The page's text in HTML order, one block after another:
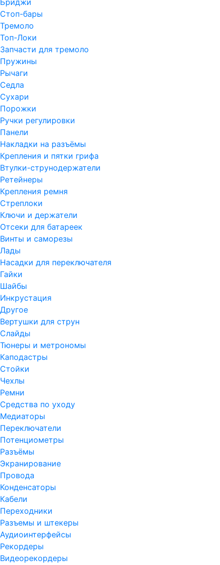
Бриджи
Стоп-бары
Тремоло
Топ-Локи
Запчасти для тремоло
Пружины
Рычаги
Седла
Сухари
Порожки
Ручки регулировки
Панели
Накладки на разъёмы
Крепления и пятки грифа
Втулки-струнодержатели
Ретейнеры
Крепления ремня
Стреплоки
Ключи и держатели
Отсеки для батареек
Винты и саморезы
Лады
Насадки для переключателя
Гайки
Шайбы
Инкрустация
Другое
Вертушки для струн
Слайды
Тюнеры и метрономы
Каподастры
Стойки
Чехлы
Ремни
Средства по уходу
Медиаторы
Переключатели
Потенциометры
Разъёмы
Экранирование
Провода
Конденсаторы
Кабели
Переходники
Разъемы и штекеры
Аудиоинтерфейсы
Рекордеры
Видеорекордеры